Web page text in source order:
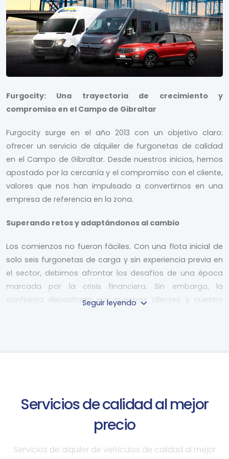
Furgocity: Una trayectoria de crecimiento y
compromiso en el Campo de Gibraltar
Furgocity surge en el año 2013 con un objetivo claro:
ofrecer un servicio de alquiler de furgonetas de calidad
en el Campo de Gibraltar. Desde nuestros inicios, hemos
apostado por la cercanía y el compromiso con el cliente,
valores que nos han impulsado a convertirnos en una
empresa de referencia en la zona.
Superando retos y adaptándonos al cambio
Los comienzos no fueron fáciles. Con una flota inicial de
solo seis furgonetas de carga y sin experiencia previa en
el sector, debimos afrontar los desafíos de una época
marcada por la crisis financiera. Sin embargo, la
confianza depositada por nuestros clientes y nuestro
de vehículos. Primero, incorporamos furgonetas de
pasajeros a nuestra flota, y posteriormente, dimos un
paso más allá incluyendo también turismos. De esta
satisfacer las necesidades de movilidad de un público
Seguir leyendo
Servicios de calidad al mejor
precio
Servicios de alquiler de vehículos de calidad al mejor